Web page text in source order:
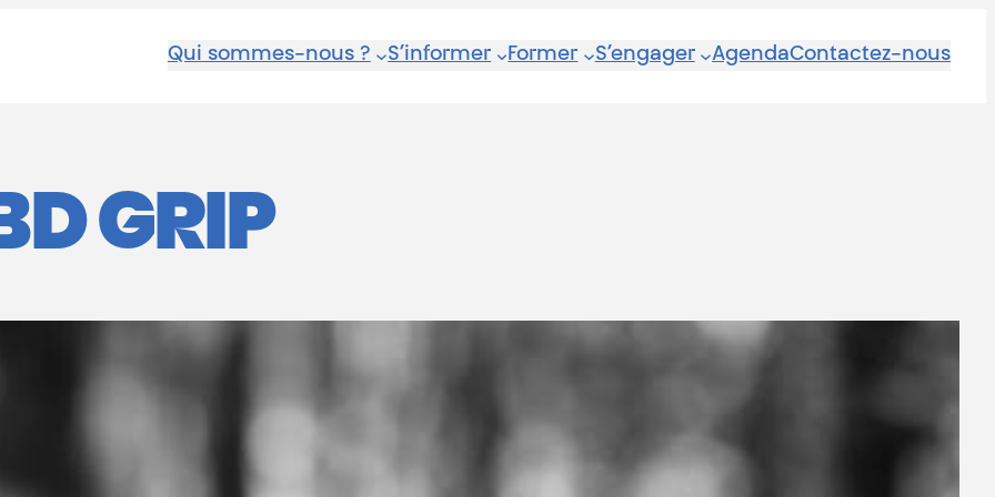
Qui sommes-nous ? S’informer Former S’engager AgendaContactez-nous
GRIP